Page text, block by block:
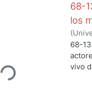
Loading...
68-
los
(
Ortiz
68-
vivo